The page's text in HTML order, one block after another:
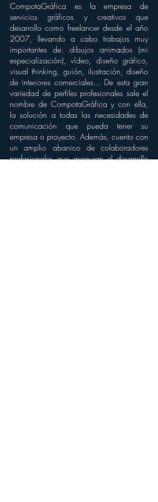
CompotaGráfica es la empresa de
servicios gráficos y creativos que
desarrollo como freelancer desde el año
2007, llevando a cabo trabajos muy
importantes de: dibujos animados (mi
especialización), vídeo, diseño gráfico,
visual thinking, guión, ilustración, diseño
de interiores comerciales... De esta gran
variedad de perfiles profesionales sale el
nombre de CompotaGráfica y con ella,
la solución a todas las necesidades de
comunicación que pueda tener su
empresa o proyecto. Además, cuento con
un amplio abanico de colaboradores
profesionales que aseguran el desarrollo